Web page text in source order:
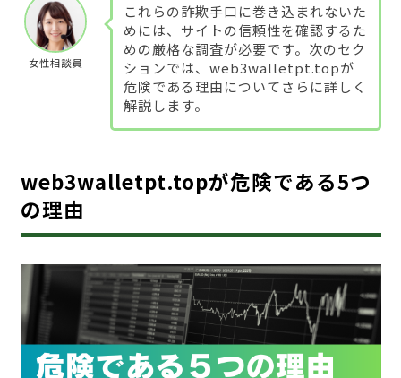
女性相談員
これらの詐欺手口に巻き込まれないた
めには、サイトの信頼性を確認するた
めの厳格な調査が必要です。次のセク
ションでは、web3walletpt.topが
危険である理由についてさらに詳しく
解説します。
web3walletpt.topが危険である5つ
の理由